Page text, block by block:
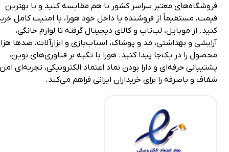
معتبر سراسر کشور با هم مقایسه کنید و با بهترین
مستقیماً از فروشنده یا داخل خود هورا، با امنیت کامل خرید
از موبایل، لپ‌تاپ و کالای دیجیتال گرفته تا لوازم خانگی،
و بهداشتی، مد و پوشاک، اسباب‌بازی و ابزارآلات، صدها هزار
را در یک‌جا پیدا کنید. هورا با تکیه بر فناوری‌های نوین،
حرفه‌ای و دارا بودن نماد اعتماد الکترونیکی، تجربه‌ای امن،
و باصرفه را برای خریداران ایرانی فراهم می‌کند.